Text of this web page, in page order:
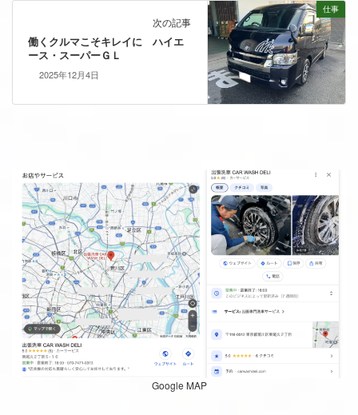
仕事
次の記事
働くクルマこそキレイに ハイエ
ース・スーパーＧＬ
2025年12月4日
Google MAP